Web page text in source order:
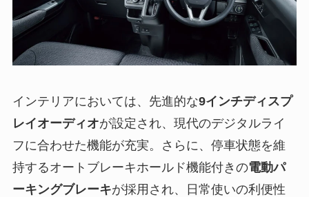
インテリアにおいては、先進的な9インチディスプ
レイオーディオが設定され、現代のデジタルライ
フに合わせた機能が充実。さらに、停車状態を維
持するオートブレーキホールド機能付きの電動パ
ーキングブレーキが採用され、日常使いの利便性